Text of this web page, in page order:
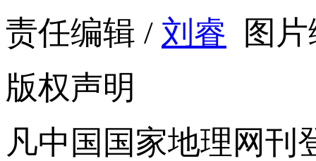
责任编辑 / 刘睿 图
版权声明
凡中国国家地理网刊